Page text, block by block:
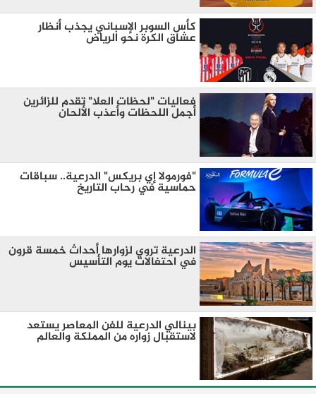
كأس السوبر الإسباني يجذب أنظار
عشاق الكرة نحو الرياض
فعاليات "لحظات العلا" تقدم للزائرين
أجمل اللحظات وأعذب الألحان
"فورمولا إي بريكس" الدرعية.. سباقات
حماسية في رحاب التاريخ
الدرعية تروي لزوارها أحداث خمسة قرون
في احتفالات يوم التأسيس
بينالي الدرعية للفن المعاصر يستعد
لاستقبال زواره من المملكة والعالم